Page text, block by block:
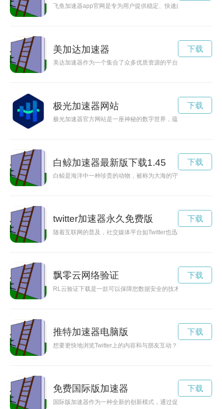
飞鱼加速器app官网是专为用户提供稳定、快速的VPN网络加
美加达加速器
美达加速器作为一个集合了众多优质资源的平台，旨在为创新
下载
极光加速器网站
极光加速器官方网站是一座神秘的数字世界，蕴藏着最前沿的
下载
白鲸加速器最新版下载1.45
白鲸是海洋中一种珍贵的动物，被称为大海的守护者。它们的
下载
twitter加速器永久免费版
随着互联网的普及，社交媒体平台如Twitter也迅速发展壮大，
下载
飘零云网络验证
RL云验证下载是一款可以保障您数据安全的技术创新产品，通
下载
推特加速器电脑版
想要更快地浏览Twitter上的内容和与朋友互动？那么不妨试试
下载
免费国际版加速器
国际版加速器作为一种全新的创新模式，通过促进各国间创新
下载